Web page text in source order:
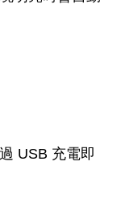
USB 充電即